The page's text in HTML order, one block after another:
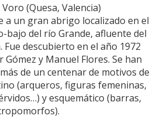
(Quesa, Valencia)
a un gran abrigo localizado en el
bajo del río Grande, afluente del
Fue descubierto en el año 1972
Gómez y Manuel Flores. Se han
de un centenar de motivos de
(arqueros, figuras femeninas,
y esquemático (barras,